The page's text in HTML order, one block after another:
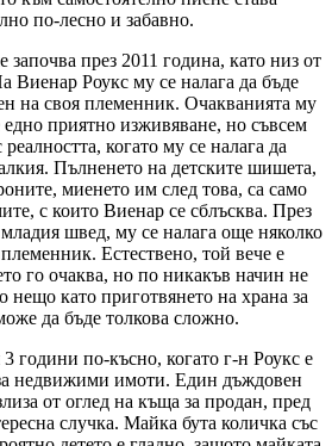
по-лесно и забавно.
започва през 2011 година, като низ от
Виенар Роукс му се налага да бъде
на своя племенник. Очакванията му
едно приятно изживяване, но съвсем
реалността, когато му се налага да
Пълненето на детските шишета,
миенето им след това, са само
с които Виенар се сблъсква. През
швед, му се налага още няколко
Естествено, той вече е
го очаква, но по никакъв начин не
нещо като приготвянето на храна за
да бъде толкова сложно.
години по-късно, когато г-н Роукс е
недвижими имоти. Един дъждовен
от оглед на къща за продан, пред
случка. Майка бута количка със